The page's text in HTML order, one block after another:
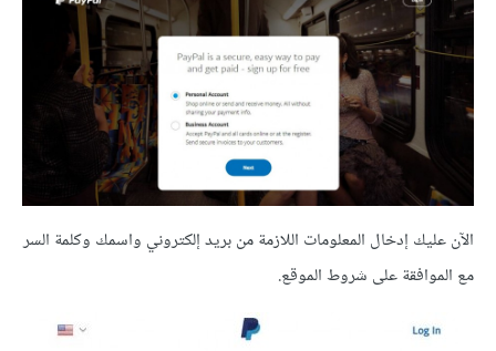
الآن عليك إدخال المعلومات اللازمة من بريد إلكتروني واسمك وكلمة السر
مع الموافقة على شروط الموقع.